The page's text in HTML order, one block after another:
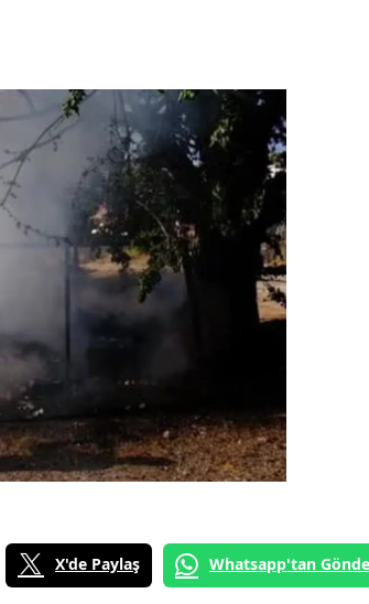
X'de Paylaş Whatsapp'tan